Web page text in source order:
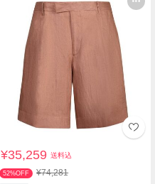
¥35,259送料込
52%OFF ¥74,281